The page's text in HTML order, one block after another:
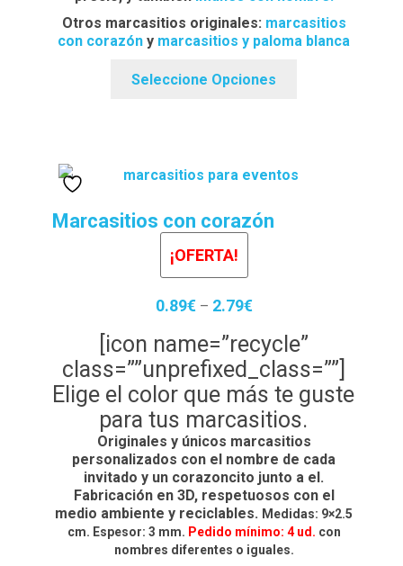
Otros marcasitios originales: marcasitios
con corazón y marcasitios y paloma blanca
Seleccione Opciones
Marcasitios con corazón
¡OFERTA!
0.89€– 2.79€
[icon name=”recycle”
class=””unprefixed_class=””]
Elige el color que más te guste
para tus marcasitios.
Originales y únicos marcasitios
personalizados con el nombre de cada
invitado y un corazoncito junto a el.
Fabricación en 3D, respetuosos con el
medio ambiente y reciclables. Medidas: 9×2.5
cm. Espesor: 3 mm. Pedido mínimo: 4 ud. con
nombres diferentes o iguales.